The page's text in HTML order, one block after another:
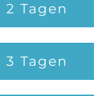
Tagen
Tagen